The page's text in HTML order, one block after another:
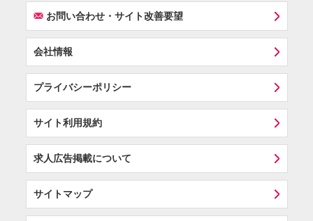
Fお問い合わせ・サイト改善要望
会社情報
プライバシーポリシー
サイト利用規約
求人広告掲載について
サイトマップ